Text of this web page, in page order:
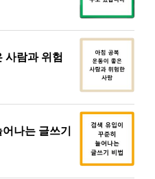
사람과 위험
나는 글쓰기